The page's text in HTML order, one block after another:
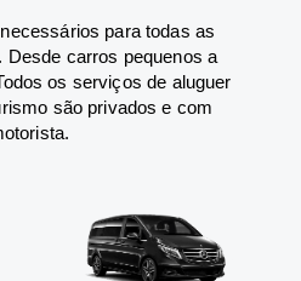
para todas as
Desde carros pequenos a
os serviços de aluguer
são privados e com